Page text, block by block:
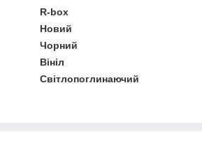
R-box
Новий
Чорний
Вініл
Світлопоглинаючий